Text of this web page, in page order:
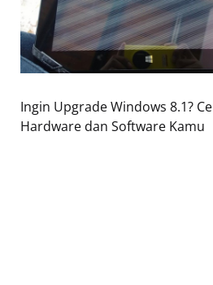
Ingin Upgrade Windows 8.1?
Hardware dan Software Kamu